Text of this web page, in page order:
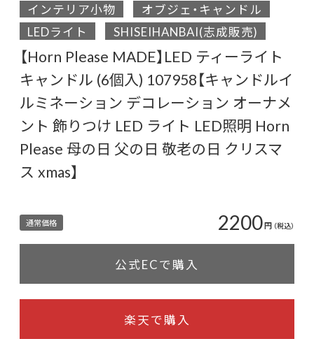
インテリア小物
オブジェ・キャンドル
LEDライト
SHISEIHANBAI(志成販売)
【Horn Please MADE】LED ティーライト
キャンドル (6個入) 107958【キャンドルイ
ルミネーション デコレーション オーナメ
ント 飾りつけ LED ライト LED照明 Horn
Please 母の日 父の日 敬老の日 クリスマ
ス xmas】
通常価格 2200円 （税込）
公式ECで購入
楽天で購入